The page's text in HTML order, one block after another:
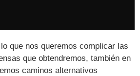
que nos queremos complicar las
que obtendremos, también en
caminos alternativos